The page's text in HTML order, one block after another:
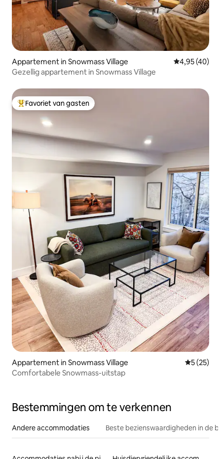
Appartement in Snowmass Village Gemiddelde
4,95 (40)
Gezellig appartement in Snowmass Village
Topfavoriet van gasten
Favoriet van gasten
Appartement in Snowmass Village
5 (25)
Comfortabele Snowmass-uitstap
Bestemmingen om te verkennen
Andere accommodaties Beste bezienswaardigheden in de